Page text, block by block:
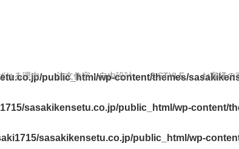
れる理由 注文住宅・自由設計 S.STYLE お客様の
public_html/wp-content/themes/
sasakikensetu.co.jp/public_html/wp-content/
sasakikensetu.co.jp/public_html/wp-